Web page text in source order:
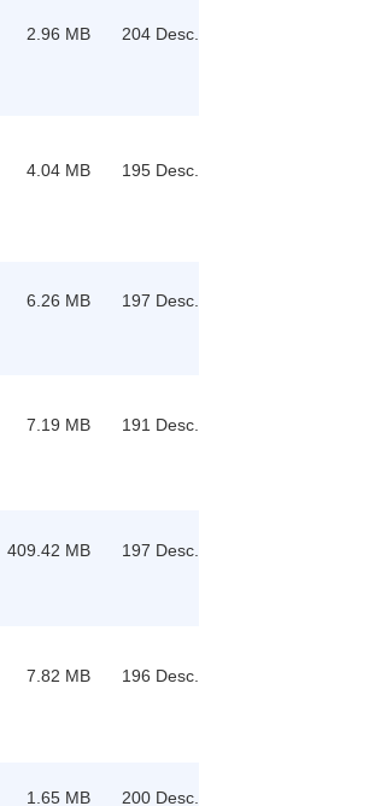
2.96 MB
204 Desc.
4.04 MB
195 Desc.
6.26 MB
197 Desc.
7.19 MB
191 Desc.
409.42 MB
197 Desc.
7.82 MB
196 Desc.
1.65 MB 200 Desc.